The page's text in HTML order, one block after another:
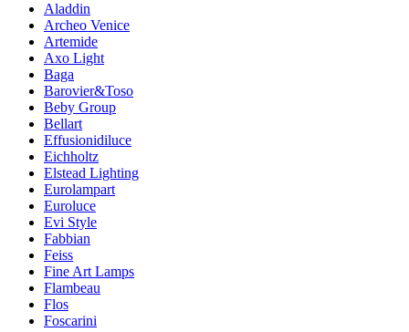
Aladdin
Archeo Venice
Artemide
Axo Light
Baga
Barovier&Toso
Beby Group
Bellart
Effusionidiluce
Eichholtz
Elstead Lighting
Eurolampart
Euroluce
Evi Style
Fabbian
Feiss
Fine Art Lamps
Flambeau
Flos
Foscarini